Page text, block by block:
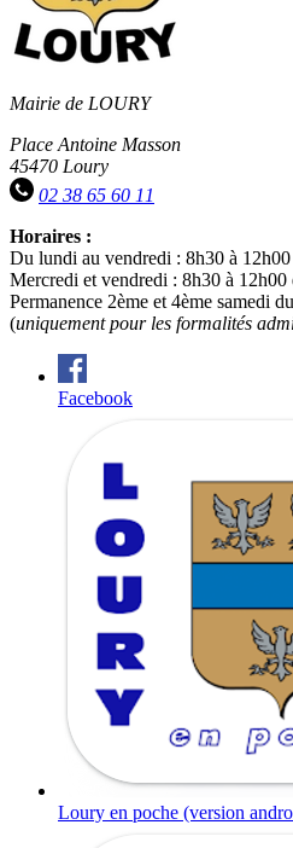
Mairie de LOURY
Place Antoine Masson
45470 Loury
02 38 65 60 11
Horaires :
Du lundi au vendredi : 8h30 à 12h00
Mercredi et vendredi : 8h30 à 12h00
Permanence 2ème et 4ème samedi
(uniquement pour les formalités
Facebook
Loury en poche (version